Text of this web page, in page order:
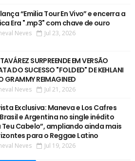
“Emilia Tour En Vivo” e encerra a
Era ".mp3" com chave de ouro
Neves Jul 23, 2026
SURPREENDE EM VERSÃO
DO SUCESSO "FOLDED" DE KEHLANI
GRAMMY REIMAGINED
Neves Jul 21, 2026
Exclusiva: Maneva e Los Cafres
e Argentina no single inédito
Teu Cabelo”, ampliando ainda mais
para o Reggae Latino
Neves Jul 19, 2026